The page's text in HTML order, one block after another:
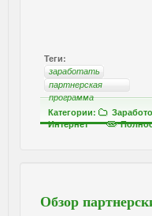
Теги:
заработать
партнерская
программа
Категории:
Интернет
Обзор